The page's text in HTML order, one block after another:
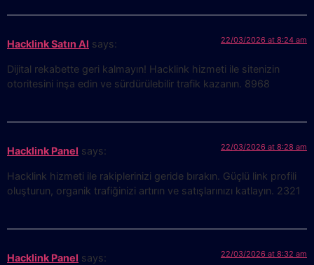
Hacklink Satın Al says: 22/03/2026 at 8:24 am
Dijital rekabette geri kalmayın! Hacklink hizmeti ile sitenizin
otoritesini inşa edin ve sürdürülebilir trafik kazanın. 8968
Hacklink Panel says: 22/03/2026 at 8:28 am
Hacklink hizmeti ile rakiplerinizi geride bırakın. Güçlü link profili
oluşturun, organik trafiğinizi artırın ve satışlarınızı katlayın. 2321
Hacklink Panel says: 22/03/2026 at 8:32 am